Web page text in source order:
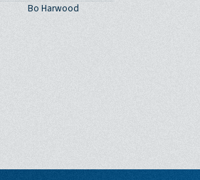
Bo Harwood